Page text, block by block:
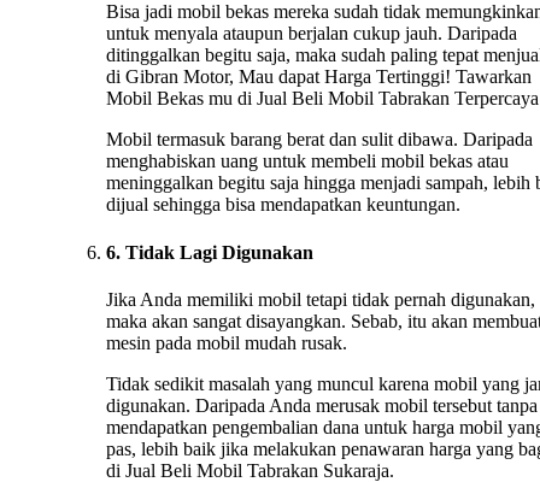
Bisa jadi mobil bekas mereka sudah tidak
untuk menyala ataupun berjalan cukup jauh. Daripada
ditinggalkan begitu saja, maka sudah paling tepat
di Gibran Motor, Mau dapat Harga Tertinggi! Tawarkan
Mobil Bekas mu di Jual Beli Mobil Tabrakan
Mobil termasuk barang berat dan sulit dibawa. Daripada
menghabiskan uang untuk membeli mobil bekas atau
meninggalkan begitu saja hingga menjadi sampah, lebih
dijual sehingga bisa mendapatkan keuntungan.
6. Tidak Lagi Digunakan
Jika Anda memiliki mobil tetapi tidak pernah digunakan,
maka akan sangat disayangkan. Sebab, itu akan
mesin pada mobil mudah rusak.
Tidak sedikit masalah yang muncul karena mobil yang
digunakan. Daripada Anda merusak mobil tersebut tanpa
mendapatkan pengembalian dana untuk harga mobil
pas, lebih baik jika melakukan penawaran harga yang
di Jual Beli Mobil Tabrakan Sukaraja.